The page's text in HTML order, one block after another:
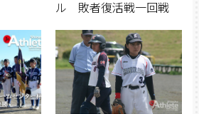
ル 敗者復活戦一回戦